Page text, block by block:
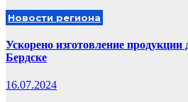
Новости региона
Ускорено изготовление
Бердске
16.07.2024